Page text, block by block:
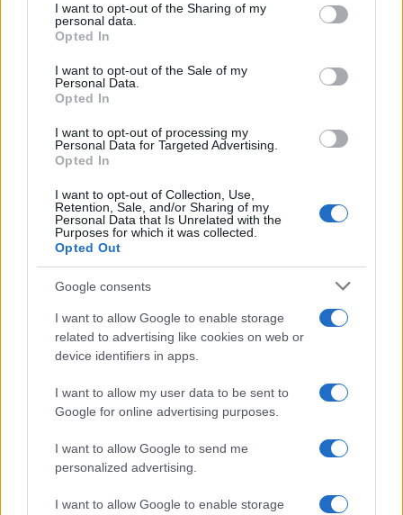
I want to opt-out of the Sharing of my
personal data.
Opted In
I want to opt-out of the Sale of my
Personal Data.
Opted In
I want to opt-out of processing my
Personal Data for Targeted Advertising.
Opted In
I want to opt-out of Collection, Use,
Retention, Sale, and/or Sharing of my
Personal Data that Is Unrelated with the
Purposes for which it was collected.
Opted Out
Google consents
I want to allow Google to enable storage
related to advertising like cookies on web or
device identifiers in apps.
I want to allow my user data to be sent to
Google for online advertising purposes.
I want to allow Google to send me
personalized advertising.
I want to allow Google to enable storage
dobbiamo giocare il campionato europeo di calcio
e giustamente la Federazione Italiana di Calcio
dice ai calciatori che vanno in conferenza stampa
‘di politica non si parla, non ci rompete i cog***
con queste str**** e puntiamo a giocare
l’europeo.”
Nicolaporro.it è anche su Whatsapp. È
sufficientecliccare quiper iscriversi al canale ed